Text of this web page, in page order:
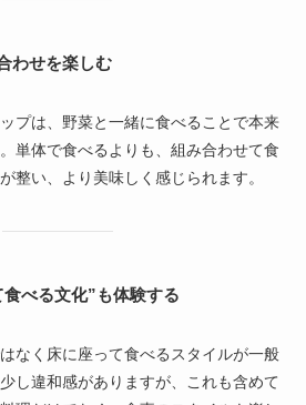
わせを楽しむ
プは、野菜と一緒に食べることで本来
単体で食べるよりも、組み合わせて食
整い、より美味しく感じられます。
べる文化”も体験する
なく床に座って食べるスタイルが一般
し違和感がありますが、これも含めて